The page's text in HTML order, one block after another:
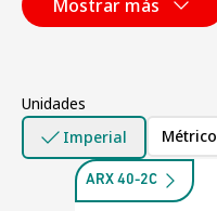
Mostrar más
Unidades
Imperial
Métrico
ARX 40-2C